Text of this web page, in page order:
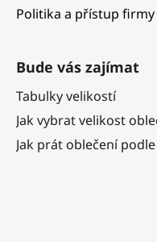
Politika a přístup
Bude vás zajímat
Tabulky velikostí
Jak vybrat velikost
Jak prát oblečení